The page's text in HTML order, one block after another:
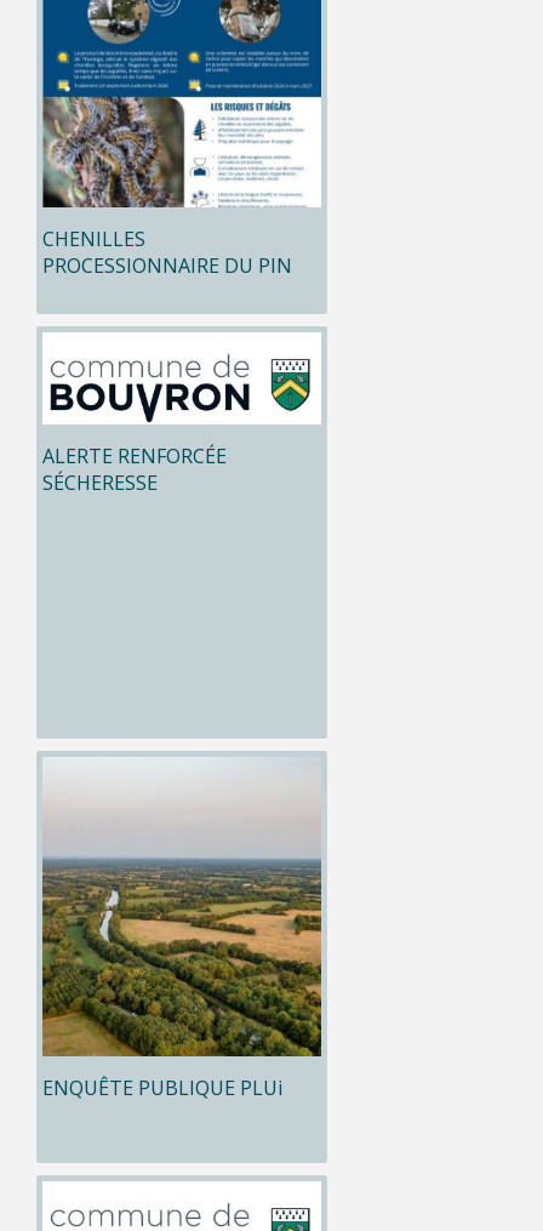
CHENILLES
PROCESSIONNAIRE DU PIN
ALERTE RENFORCÉE
SÉCHERESSE
ENQUÊTE PUBLIQUE PLUi